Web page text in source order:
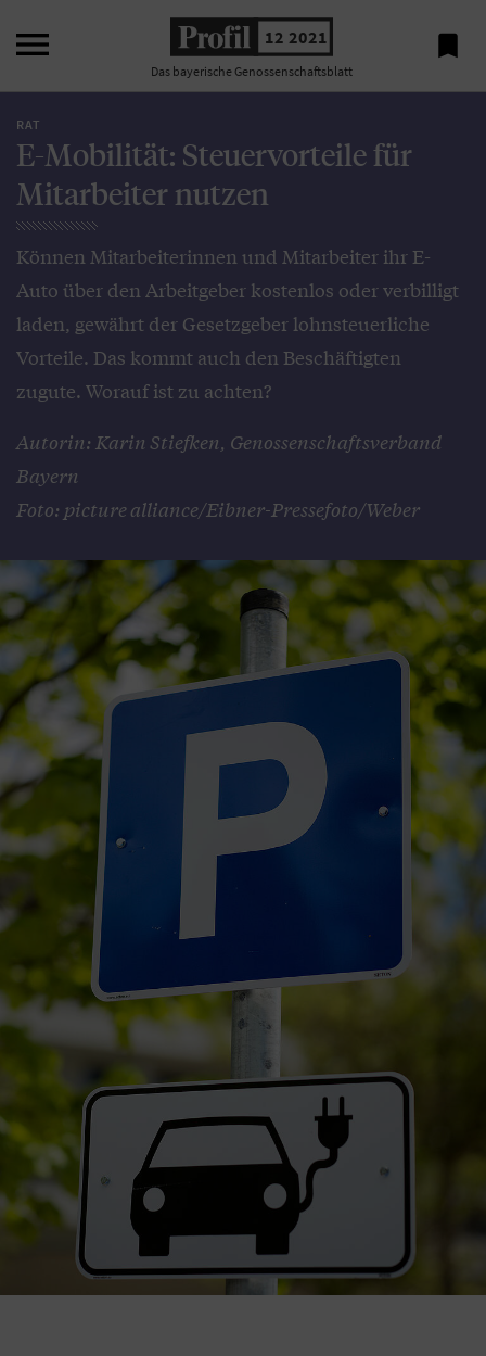
 12 2021
Das bayerische Genossenschaftsblatt

RAT
E-Mobilität: Steuervorteile für
Mitarbeiter nutzen
Können Mitarbeiterinnen und Mitarbeiter ihr E-
Auto über den Arbeitgeber kostenlos oder verbilligt
laden, gewährt der Gesetzgeber lohnsteuerliche
Vorteile. Das kommt auch den Beschäftigten
zugute. Worauf ist zu achten?
Autorin: Karin Stiefken, Genossenschaftsverband
Bayern
Foto: picture alliance/Eibner-Pressefoto/Weber